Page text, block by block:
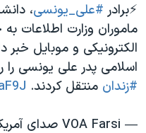
⚡️برادر #علی_یونسی،
ماموران وزارت اطلاعات
الکترونیکی و موبایل
اسلامی پدر علی یونسی
#زندان منتقل کردند.
— VOA Farsi صدای آمریکا (@VOAfarsi)